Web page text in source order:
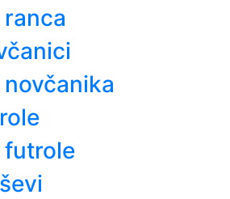
novčanika
futrole